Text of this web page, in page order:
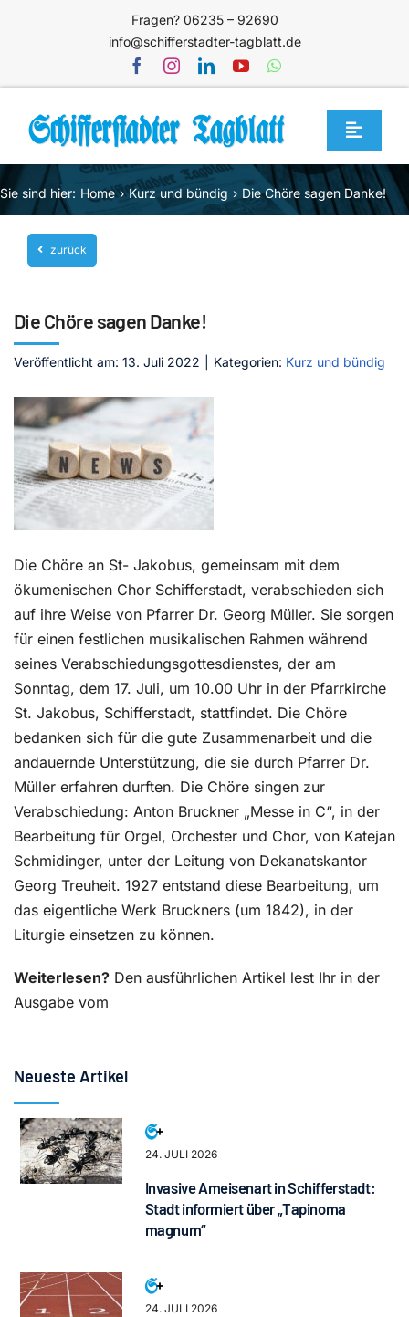
Fragen? 06235 – 92690
info@schifferstadter-tagblatt.de
Toggle
Home
Themen
Blog
Service
Mediathek
Jetzt abonnieren
Kontakt
Sie sind hier: Home Kurz und bündig Die Chöre sagen Danke!
zurück
Die Chöre sagen Danke!
Veröffentlicht am: 13. Juli 2022 Kategorien: Kurz und bündig
Die Chöre an St- Jakobus, gemeinsam mit dem
ökumenischen Chor Schifferstadt, verabschieden sich
auf ihre Weise von Pfarrer Dr. Georg Müller. Sie sorgen
für einen festlichen musikalischen Rahmen während
seines Verabschiedungsgottesdienstes, der am
Sonntag, dem 17. Juli, um 10.00 Uhr in der Pfarrkirche
St. Jakobus, Schifferstadt, stattfindet. Die Chöre
bedanken sich für die gute Zusammenarbeit und die
andauernde Unterstützung, die sie durch Pfarrer Dr.
Müller erfahren durften. Die Chöre singen zur
Verabschiedung: Anton Bruckner „Messe in C“, in der
Bearbeitung für Orgel, Orchester und Chor, von Katejan
Schmidinger, unter der Leitung von Dekanatskantor
Georg Treuheit. 1927 entstand diese Bearbeitung, um
das eigentliche Werk Bruckners (um 1842), in der
Liturgie einsetzen zu können.
Weiterlesen? Den ausführlichen Artikel lest Ihr in der
Ausgabe vom
Neueste Artikel
24. JULI 2026
Invasive Ameisenart in Schifferstadt:
Stadt informiert über „Tapinoma
magnum“
24. JULI 2026